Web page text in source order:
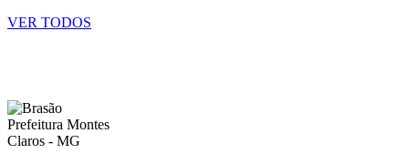
VER TODOS